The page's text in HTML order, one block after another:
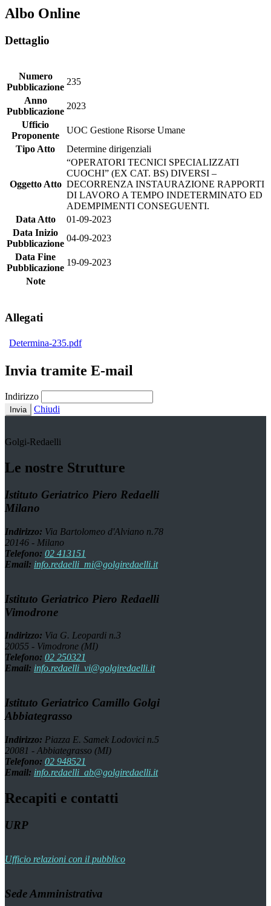
Albo Online
Dettaglio
Numero
Pubblicazione
235
Anno
Pubblicazione
2023
Ufficio
Proponente
UOC Gestione Risorse Umane
Tipo Atto
Determine dirigenziali
Oggetto Atto
“OPERATORI TECNICI SPECIALIZZATI
CUOCHI” (EX CAT. BS) DIVERSI –
DECORRENZA INSTAURAZIONE RAPPORTI
DI LAVORO A TEMPO INDETERMINATO ED
ADEMPIMENTI CONSEGUENTI.
Data Atto
01-09-2023
Data Inizio
Pubblicazione
04-09-2023
Data Fine
Pubblicazione
19-09-2023
Note
Allegati
Determina-235.pdf
Invia tramite E-mail
Indirizzo
Invia Chiudi
Golgi-Redaelli
Le nostre Strutture
Istituto Geriatrico Piero Redaelli
Milano
Indirizzo: Via Bartolomeo d'Alviano n.78
20146 - Milano
Telefono: 02 413151
Email: info.redaelli_mi@golgiredaelli.it
Istituto Geriatrico Piero Redaelli
Vimodrone
Indirizzo: Via G. Leopardi n.3
20055 - Vimodrone (MI)
Telefono: 02 250321
Email: info.redaelli_vi@golgiredaelli.it
Istituto Geriatrico Camillo Golgi
Abbiategrasso
Indirizzo: Piazza E. Samek Lodovici n.5
20081 - Abbiategrasso (MI)
Telefono: 02 948521
Email: info.redaelli_ab@golgiredaelli.it
Recapiti e contatti
URP
Ufficio relazioni con il pubblico
Sede Amministrativa